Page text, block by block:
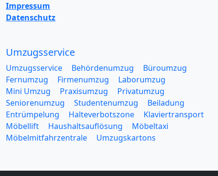
Impressum
Datenschutz
Umzugsservice
Umzugsservice Behördenumzug
Büroumzug
Fernumzug
Firmenumzug
Laborumzug
Mini Umzug
Praxisumzug
Privatumzug
Seniorenumzug
Studentenumzug
Beiladung
Entrümpelung
Halteverbotszone
Klaviertransport
Möbellift
Haushaltsauflösung
Möbeltaxi
Möbelmitfahrzentrale
Umzugskartons